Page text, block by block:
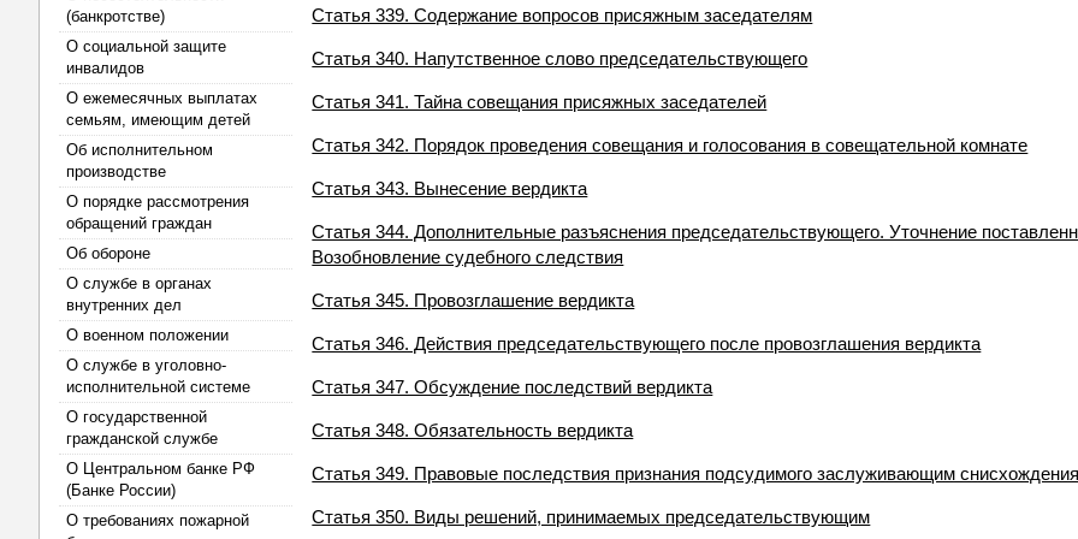
(банкротстве)
О социальной защите
инвалидов
О ежемесячных выплатах
семьям, имеющим детей
Об исполнительном
производстве
О порядке рассмотрения
обращений граждан
Об обороне
О службе в органах
внутренних дел
О военном положении
О службе в уголовно-
исполнительной системе
О государственной
гражданской службе
О Центральном банке РФ
(Банке России)
О требованиях пожарной
Статья 339. Содержание вопросов присяжным заседателям
Статья 340. Напутственное слово председательствующего
Статья 341. Тайна совещания присяжных заседателей
Статья 342. Порядок проведения совещания и голосования в совещательной комнате
Статья 343. Вынесение вердикта
Статья 344. Дополнительные разъяснения председательствующего. Уточнение
Возобновление судебного следствия
Статья 345. Провозглашение вердикта
Статья 346. Действия председательствующего после провозглашения вердикта
Статья 347. Обсуждение последствий вердикта
Статья 348. Обязательность вердикта
Статья 349. Правовые последствия признания подсудимого заслуживающим снисхождения
Статья 350. Виды решений, принимаемых председательствующим